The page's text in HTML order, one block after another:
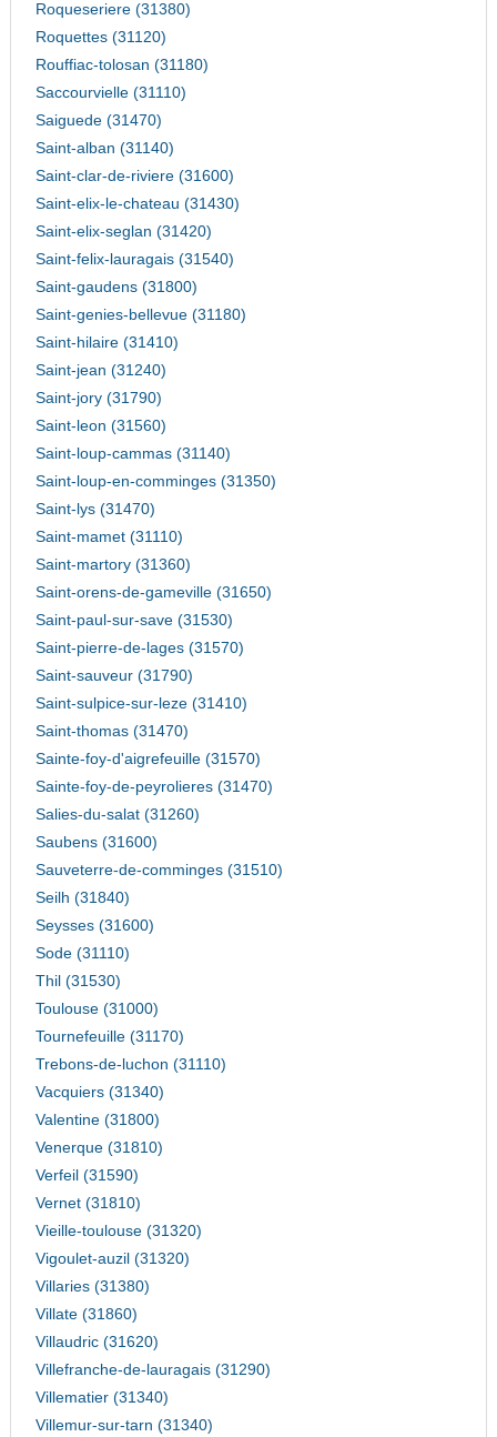
Roqueseriere (31380)
Roquettes (31120)
Rouffiac-tolosan (31180)
Saccourvielle (31110)
Saiguede (31470)
Saint-alban (31140)
Saint-clar-de-riviere (31600)
Saint-elix-le-chateau (31430)
Saint-elix-seglan (31420)
Saint-felix-lauragais (31540)
Saint-gaudens (31800)
Saint-genies-bellevue (31180)
Saint-hilaire (31410)
Saint-jean (31240)
Saint-jory (31790)
Saint-leon (31560)
Saint-loup-cammas (31140)
Saint-loup-en-comminges (31350)
Saint-lys (31470)
Saint-mamet (31110)
Saint-martory (31360)
Saint-orens-de-gameville (31650)
Saint-paul-sur-save (31530)
Saint-pierre-de-lages (31570)
Saint-sauveur (31790)
Saint-sulpice-sur-leze (31410)
Saint-thomas (31470)
Sainte-foy-d'aigrefeuille (31570)
Sainte-foy-de-peyrolieres (31470)
Salies-du-salat (31260)
Saubens (31600)
Sauveterre-de-comminges (31510)
Seilh (31840)
Seysses (31600)
Sode (31110)
Thil (31530)
Toulouse (31000)
Tournefeuille (31170)
Trebons-de-luchon (31110)
Vacquiers (31340)
Valentine (31800)
Venerque (31810)
Verfeil (31590)
Vernet (31810)
Vieille-toulouse (31320)
Vigoulet-auzil (31320)
Villaries (31380)
Villate (31860)
Villaudric (31620)
Villefranche-de-lauragais (31290)
Villematier (31340)
Villemur-sur-tarn (31340)